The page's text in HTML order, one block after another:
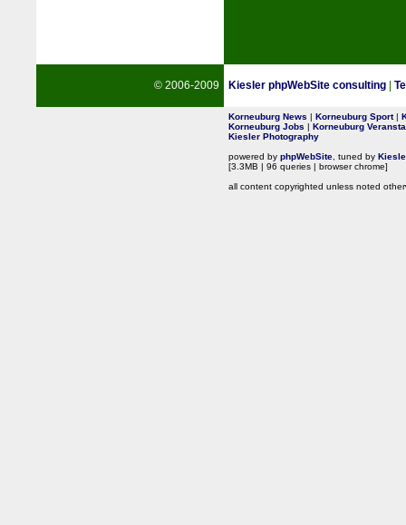
© 2006-2009 Kiesler phpWebSite consulting
Korneuburg News | Korneuburg Sport|
Korneuburg Jobs | Korneuburg
Kiesler Photography
powered by phpWebSite , tuned by
[3.3MB | 96 queries | browser chrome]
all content copyrighted unless noted